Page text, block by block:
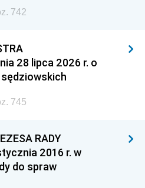
742
28 lipca 2026 r. o
745
RADY
2016 r. w
do spraw